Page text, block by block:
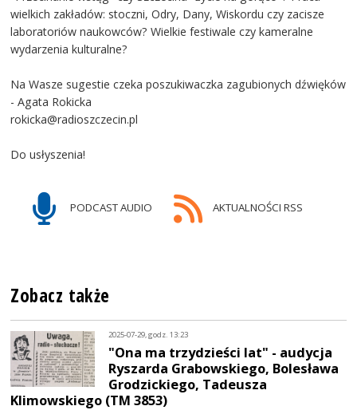
wielkich zakładów: stoczni, Odry, Dany, Wiskordu czy zacisze
laboratoriów naukowców? Wielkie festiwale czy kameralne
wydarzenia kulturalne?
Na Wasze sugestie czeka poszukiwaczka zagubionych dźwięków
- Agata Rokicka
rokicka@radioszczecin.pl
Do usłyszenia!
PODCAST AUDIO AKTUALNOŚCI RSS
Zobacz także
2025-07-29, godz. 13:23
"Ona ma trzydzieści lat" - audycja
Ryszarda Grabowskiego, Bolesława
Grodzickiego, Tadeusza
Klimowskiego (TM 3853)